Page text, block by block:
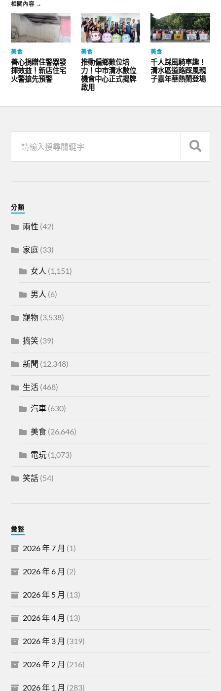
相關內容 →
美食
善心捐贈住警器發
揮效益！新店住宅
火警搶先預警
美食
推動偏鄉數位培
力！中市清水數位
機會中心正式揭牌
啟用
美食
千人踩風騎車趣！
清水區道路踩風親
子嘉年華熱鬧登場
分類
兩性 (42)
家庭 (33)
女人 (1,151)
男人 (6)
寵物 (3,538)
搞笑 (39)
新聞 (12,348)
生活 (468)
汽車 (630)
美食 (26,646)
電玩 (1,073)
笑話 (54)
彙整
2026 年 7 月 (1)
2026 年 6 月 (2)
2026 年 5 月 (13)
2026 年 4 月 (13)
2026 年 3 月 (319)
2026 年 2 月 (216)
2026 年 1 月 (283)